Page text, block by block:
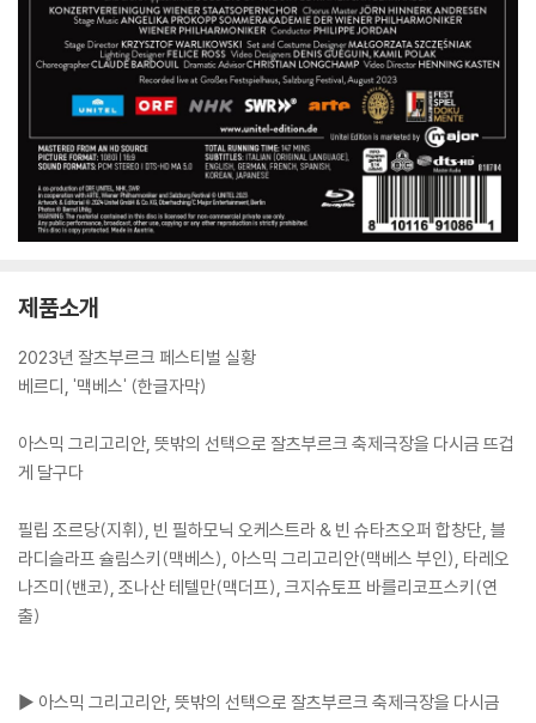
제품소개
2023년 잘츠부르크 페스티벌 실황
베르디, '맥베스' (한글자막)
아스믹 그리고리안, 뜻밖의 선택으로 잘츠부르크 축제극장을 다시금 뜨겁
게 달구다
필립 조르당(지휘), 빈 필하모닉 오케스트라 & 빈 슈타츠오퍼 합창단, 블
라디슬라프 슐림스키(맥베스), 아스믹 그리고리안(맥베스 부인), 타레오
나즈미(밴코), 조나산 테텔만(맥더프), 크지슈토프 바를리코프스키(연
출)
▶ 아스믹 그리고리안, 뜻밖의 선택으로 잘츠부르크 축제극장을 다시금